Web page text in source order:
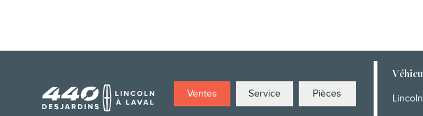
Ventes Service Pièces